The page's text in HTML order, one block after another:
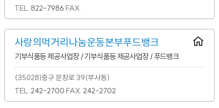
TEL. 822-7986 FAX.
사랑의먹거리나눔운동본부푸드뱅크
기부식품등 제공사업장 / 기부식품등 제공사업장 / 푸드뱅크
(35028)중구 문창로 39(부사동)
TEL. 242-2700 FAX. 242-2702